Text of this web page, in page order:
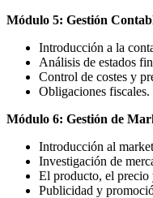
Módulo 5: Gestión
Introducción a la
Análisis de estados
Control de costes y
Obligaciones fiscales.
Módulo 6: Gestión de
Introducción al
Investigación de
El producto, el
Publicidad y